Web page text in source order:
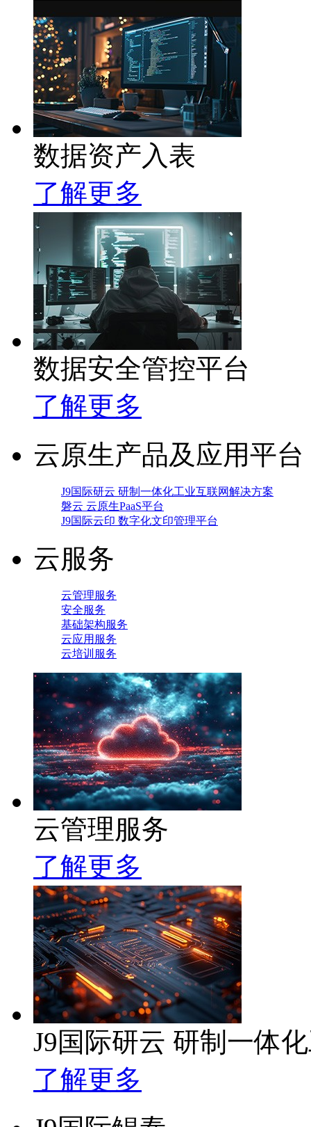
数据资产入表
了解更多
数据安全管控平台
了解更多
云原生产品及应用平台
J9国际研云 研制一体化工业互联网解决方案
磐云 云原生PaaS平台
J9国际云印 数字化文印管理平台
云服务
云管理服务
安全服务
基础架构服务
云应用服务
云培训服务
云管理服务
了解更多
J9国际研云 研制一体
了解更多